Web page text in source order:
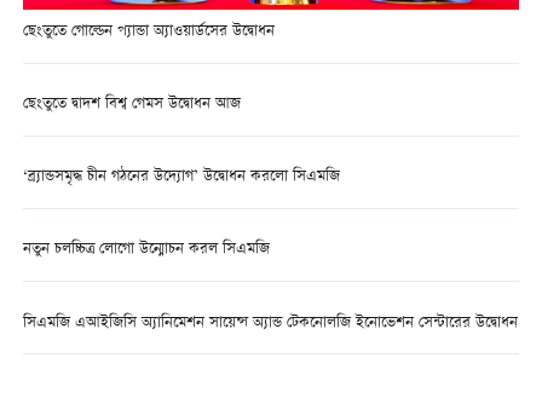
ছেংতুতে গোল্ডেন প্যান্ডা অ্যাওয়ার্ডসের উদ্বোধন
ছেংতুতে দ্বাদশ বিশ্ব গেমস উদ্বোধন আজ
‘ব্র্যান্ডসমৃদ্ধ চীন গঠনের উদ্যোগ’ উদ্বোধন করলো সিএমজি
নতুন চলচ্চিত্র লোগো উন্মোচন করল সিএমজি
সিএমজি এআইজিসি অ্যানিমেশন সায়েন্স অ্যান্ড টেকনোলজি ইনোভেশন সেন্টারের উদ্বোধন